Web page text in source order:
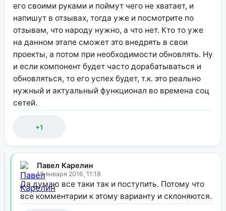
его своими руками и поймут чего не хватает, и
напишут в отзывах, тогда уже и посмотрите по
отзывам, что народу нужно, а что нет. Кто то уже
на данном этапе сможет это внедрять в свои
проекты, а потом при необходимости обновлять. Ну
и если компонент будет часто дорабатываться и
обновляться, то его успех будет, т.к. это реально
нужный и актуальный функционал во времена соц
сетей.
+1
Павел Карелин
18 января 2016, 11:18
Да думаю все таки так и поступить. Потому что
все комментарии к этому варианту и склоняются.